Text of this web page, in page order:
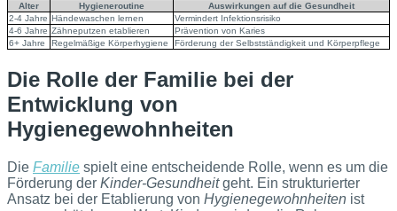
Alter Hygieneroutine
Auswirkungen auf die Gesundheit
2-4 Jahre Händewaschen lernen
Vermindert Infektionsrisiko
4-6 Jahre Zähneputzen etablieren
Prävention von Karies
6+ Jahre
Regelmäßige Körperhygiene Förderung der Selbstständigkeit und Körperpflege
Die Rolle der Familie bei der
Entwicklung von
Hygienegewohnheiten
Die Familie spielt eine entscheidende Rolle, wenn es um die
Förderung der Kinder-Gesundheitgeht. Ein strukturierter
Ansatz bei der Etablierung von Hygienegewohnheiten ist